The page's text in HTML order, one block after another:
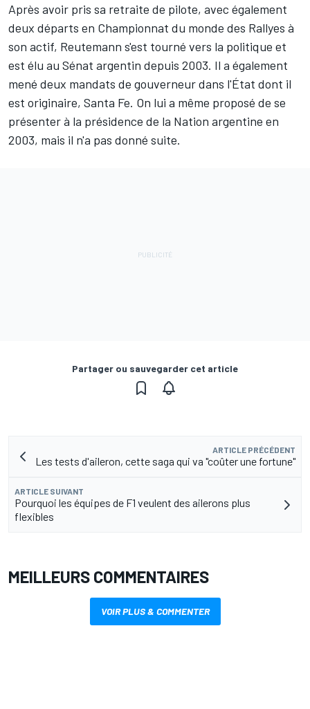
Après avoir pris sa retraite de pilote, avec également
deux départs en Championnat du monde des Rallyes à
son actif, Reutemann s'est tourné vers la politique et
est élu au Sénat argentin depuis 2003. Il a également
mené deux mandats de gouverneur dans l'État dont il
est originaire, Santa Fe. On lui a même proposé de se
présenter à la présidence de la Nation argentine en
2003, mais il n'a pas donné suite.
Partager ou sauvegarder cet article
ARTICLE PRÉCÉDENT
Les tests d'aileron, cette saga qui va "coûter une fortune"
ARTICLE SUIVANT
Pourquoi les équipes de F1 veulent des ailerons plus
flexibles
MEILLEURS COMMENTAIRES
VOIR PLUS & COMMENTER